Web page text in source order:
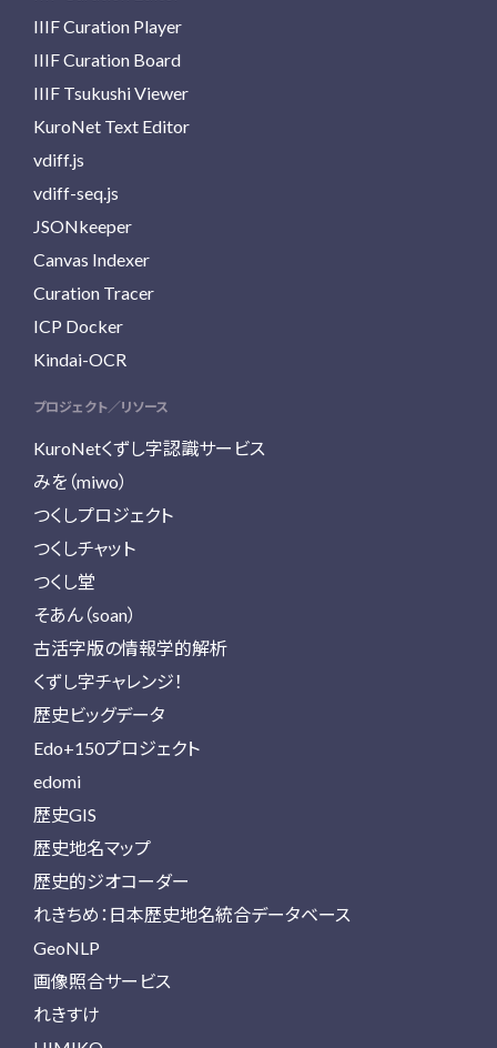
IIIF Curation Player
IIIF Curation Board
IIIF Tsukushi Viewer
KuroNet Text Editor
vdiff.js
vdiff-seq.js
JSONkeeper
Canvas Indexer
Curation Tracer
ICP Docker
Kindai-OCR
プロジェクト／リソース
KuroNetくずし字認識サービス
みを（miwo）
つくしプロジェクト
つくしチャット
つくし堂
そあん（soan）
古活字版の情報学的解析
くずし字チャレンジ！
歴史ビッグデータ
Edo+150プロジェクト
edomi
歴史GIS
歴史地名マップ
歴史的ジオコーダー
れきちめ：日本歴史地名統合データベース
GeoNLP
画像照合サービス
れきすけ